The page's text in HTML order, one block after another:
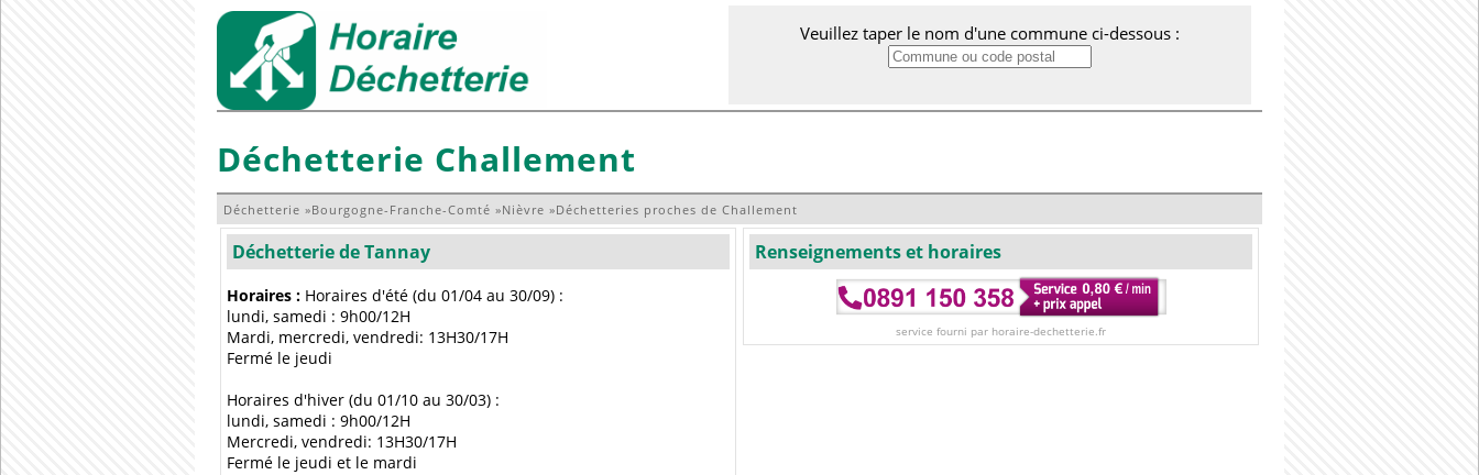
Veuillez taper le nom d'une commune ci-dessous :
Déchetterie Challement
Déchetterie »Bourgogne-Franche-Comté »Nièvre »Déchetteries proches de Challement
Déchetterie de Tannay
Horaires : Horaires d'été (du 01/04 au 30/09) :
lundi, samedi : 9h00/12H
Mardi, mercredi, vendredi: 13H30/17H
Fermé le jeudi
Horaires d'hiver (du 01/10 au 30/03) :
lundi, samedi : 9h00/12H
Mercredi, vendredi: 13H30/17H
Fermé le jeudi et le mardi
Renseignements et horaires
service fourni par horaire-dechetterie.fr